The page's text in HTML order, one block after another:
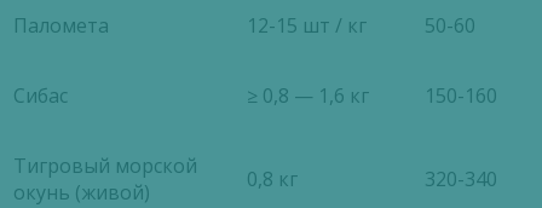
Паломета 12-15 шт / кг 50-60
Сибас ≥ 0,8 — 1,6 кг 150-160
Тигровый морской
окунь (живой)
0,8 кг 320-340